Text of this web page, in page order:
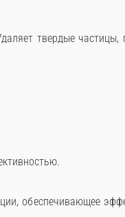
твердые частицы,
обеспечивающее